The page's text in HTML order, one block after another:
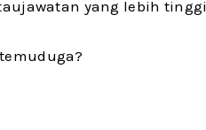
yang lebih tinggi